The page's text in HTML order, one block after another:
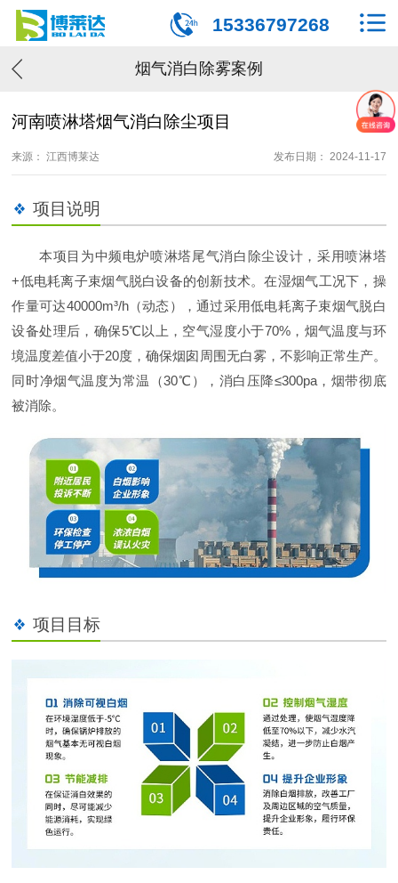
15336797268
烟气消白除雾案例
河南喷淋塔烟气消白除尘项目
来源： 江西博莱达 发布日期： 2024-11-17
项目说明
本项目为中频电炉喷淋塔尾气消白除尘设计，采用喷淋塔
+低电耗离子束烟气脱白设备的创新技术。在湿烟气工况下，操
作量可达40000m³/h（动态），通过采用低电耗离子束烟气脱白
设备处理后，确保5℃以上，空气湿度小于70%，烟气温度与环
境温度差值小于20度，确保烟囱周围无白雾，不影响正常生产。
同时净烟气温度为常温（30℃），消白压降≤300pa，烟带彻底
被消除。
项目目标